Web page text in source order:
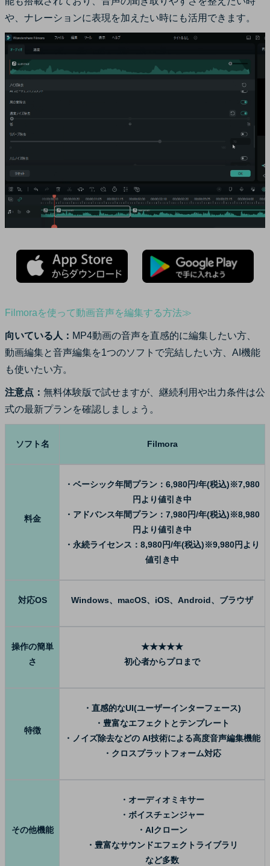
や、ナレーションに表現を加えたい時にも活用できます。
Filmoraを使って動画音声を編集する方法≫
向いている人： MP4動画の音声を直感的に編集したい方、
動画編集と音声編集を1つのソフトで完結したい方、AI機能
も使いたい方。
注意点： 無料体験版で試せますが、継続利用や出力条件は公
式の最新プランを確認しましょう。
ソフト名 Filmora
料金
・ベーシック年間プラン：6,980円/年(税込)※7,980
円より値引き中
・アドバンス年間プラン：7,980円/年(税込)※8,980
円より値引き中
・永続ライセンス：8,980円/年(税込)※9,980円より
値引き中
対応OS Windows、macOS、iOS、Android、ブラウザ
操作の簡単
さ
★★★★★
初心者からプロまで
特徴
・直感的なUI(ユーザーインターフェース)
・豊富なエフェクトとテンプレート
・ノイズ除去などの AI技術による高度音声編集機能
・クロスプラットフォーム対応
その他機能
・オーディオミキサー
・ボイスチェンジャー
・AIクローン
・豊富なサウンドエフェクトライブラリ
など多数